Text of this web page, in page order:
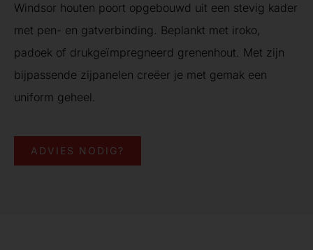
Windsor houten poort opgebouwd uit een stevig kader
met pen- en gatverbinding. Beplankt met iroko,
padoek of drukgeïmpregneerd grenenhout. Met zijn
bijpassende zijpanelen creëer je met gemak een
uniform geheel.
ADVIES NODIG?